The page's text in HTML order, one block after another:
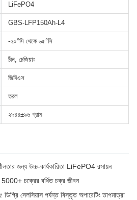
LiFePO4
GBS-LFP150Ah-L4
-২০°সি থেকে ৬৫°সি
চীন, চেজিয়াং
জিবিএস
তরল
২৯৪৪±৯৬ গ্রাম
জন্য উচ্চ-কার্যকারিতা LiFePO4 রসায়ন
5000+ চক্রের বর্ধিত চক্র জীবন
সেলসিয়াস পর্যন্ত বিস্তৃত অপারেটিং তাপমাত্রা